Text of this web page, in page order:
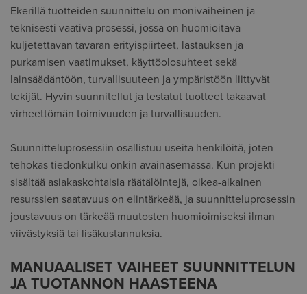
Ekerillä tuotteiden suunnittelu on monivaiheinen ja
teknisesti vaativa prosessi, jossa on huomioitava
kuljetettavan tavaran erityispiirteet, lastauksen ja
purkamisen vaatimukset, käyttöolosuhteet sekä
lainsäädäntöön, turvallisuuteen ja ympäristöön liittyvät
tekijät. Hyvin suunnitellut ja testatut tuotteet takaavat
virheettömän toimivuuden ja turvallisuuden.
Suunnitteluprosessiin osallistuu useita henkilöitä, joten
tehokas tiedonkulku onkin avainasemassa. Kun projekti
sisältää asiakaskohtaisia räätälöintejä, oikea-aikainen
resurssien saatavuus on elintärkeää, ja suunnitteluprosessin
joustavuus on tärkeää muutosten huomioimiseksi ilman
viivästyksiä tai lisäkustannuksia.
MANUAALISET VAIHEET SUUNNITTELUN
JA TUOTANNON HAASTEENA